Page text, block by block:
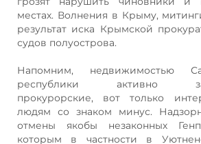
местах. Волнения в Крыму,
результат иска Крымской
судов полуострова.
Напомним, недвижимостью
республики активно
прокурорские, вот только
людям со знаком минус.
отмены якобы незаконных
которым в частности в